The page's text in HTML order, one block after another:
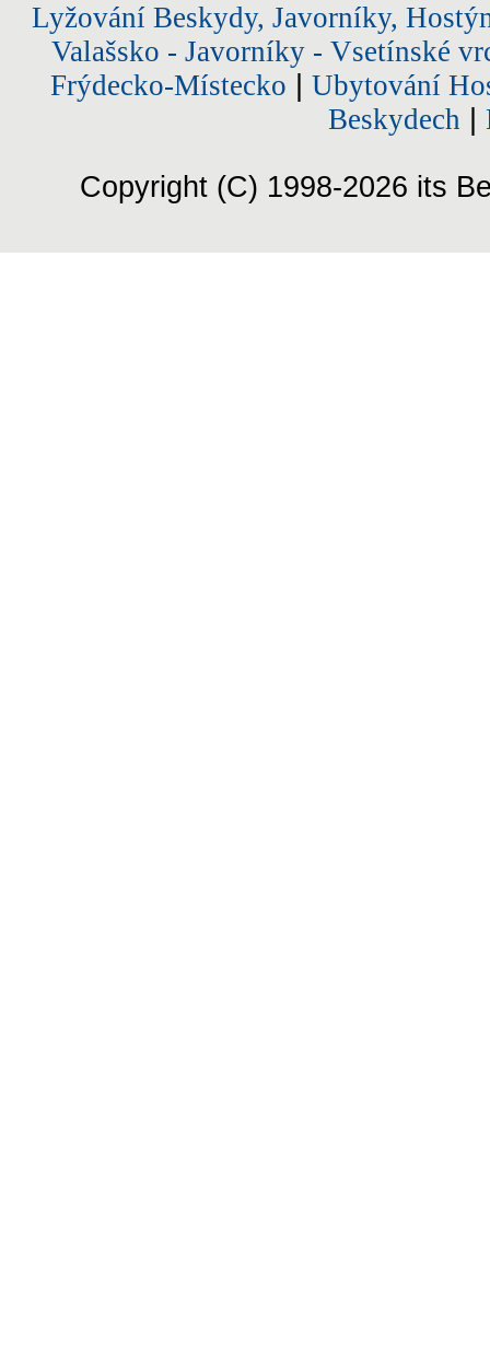
Lyžování Beskydy, Javorníky,
Valašsko - Javorníky - Vsetínské
Frýdecko-Místecko
Ubytování
Beskydech
Copyright (C) 1998-2026 its